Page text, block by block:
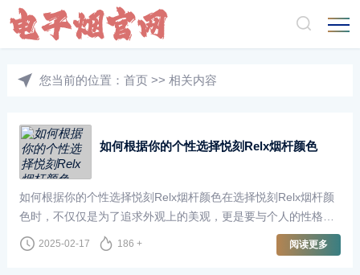
您当前的位置： 首页 >> 相关内容
如何根据你的个性选择悦刻Relx烟杆颜色
如何根据你的个性选择悦刻Relx烟杆颜色在选择悦刻Relx烟杆颜
色时，不仅仅是为了追求外观上的美观，更是要与个人的性格和
喜好
2025-02-17 186 + 阅读更多